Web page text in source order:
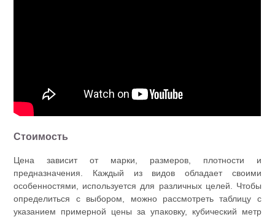
Стоимость
Цена зависит от марки, размеров, плотности и
предназначения. Каждый из видов обладает своими
особенностями, используется для различных целей. Чтобы
определиться с выбором, можно рассмотреть таблицу с
указанием примерной цены за упаковку, кубический метр